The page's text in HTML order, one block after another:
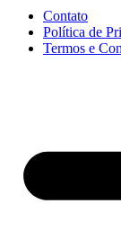
Contato
Política de
Termos e